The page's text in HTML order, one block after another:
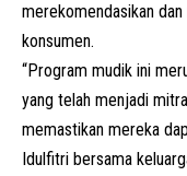
merekomendasikan
konsumen.
“Program mudik ini
yang telah menjadi
memastikan mereka
Idulfitri bersama